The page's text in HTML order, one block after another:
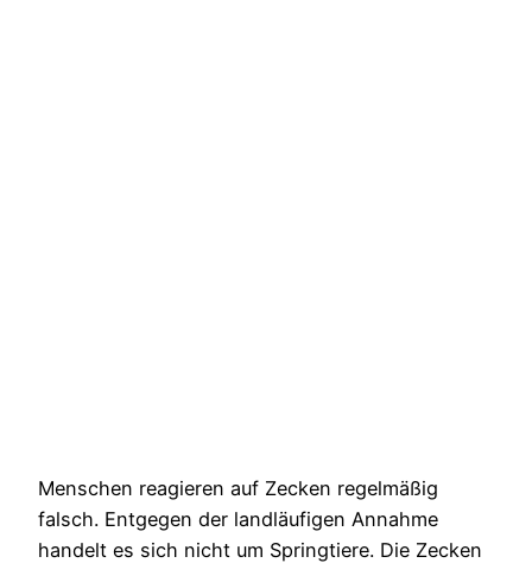
Menschen reagieren auf Zecken regelmäßig
falsch. Entgegen der landläufigen Annahme
handelt es sich nicht um Springtiere. Die Zecken